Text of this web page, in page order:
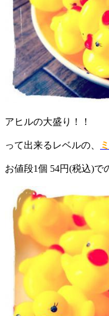
アヒルの大盛り！！
って出来るレベルの、
お値段1個 54円(税込)で